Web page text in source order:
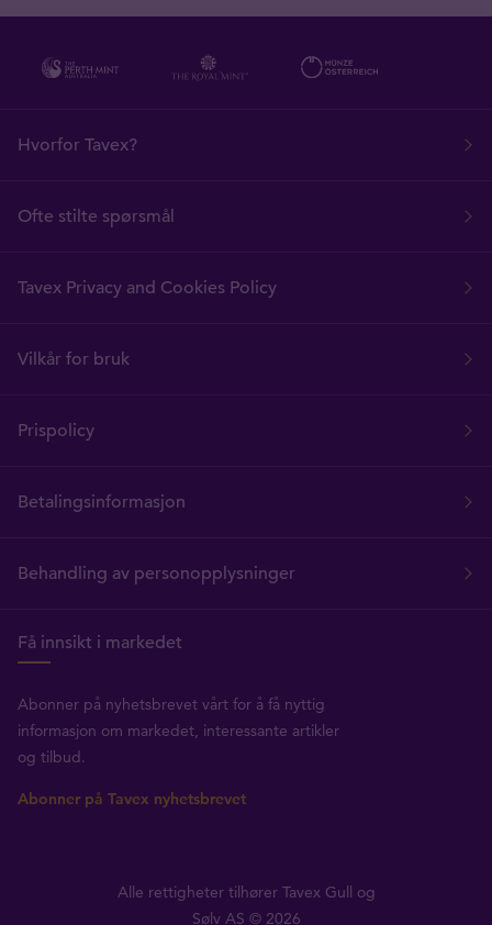
Hvorfor Tavex?
Ofte stilte spørsmål
Tavex Privacy and Cookies Policy
Vilkår for bruk
Prispolicy
Betalingsinformasjon
Behandling av personopplysninger
Få innsikt i markedet
Abonner på nyhetsbrevet vårt for å få nyttig
informasjon om markedet, interessante artikler
og tilbud.
Abonner på Tavex nyhetsbrevet
Alle rettigheter tilhører Tavex Gull og
Sølv AS © 2026